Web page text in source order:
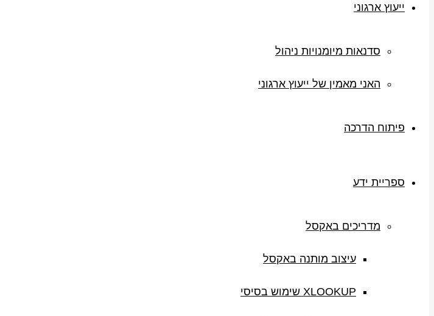
ייעוץ ארגוני
סדנאות מיומנויות ניהול
האני מאמין של ייעוץ ארגוני
פיתוח הדרכה
ספריית ידע
מדריכים באקסל
עיצוב מותנה באקסל
XLOOKUP שימוש בסיסי